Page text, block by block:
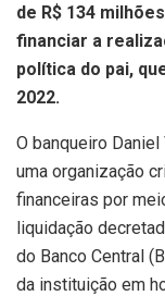
de R$ 134
financiar a
política do pai,
2022.
O banqueiro
uma organização
financeiras por
liquidação
do Banco Central
da instituição em